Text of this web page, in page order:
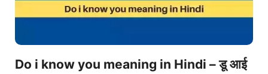
Do i know you meaning in Hindi – डू आई